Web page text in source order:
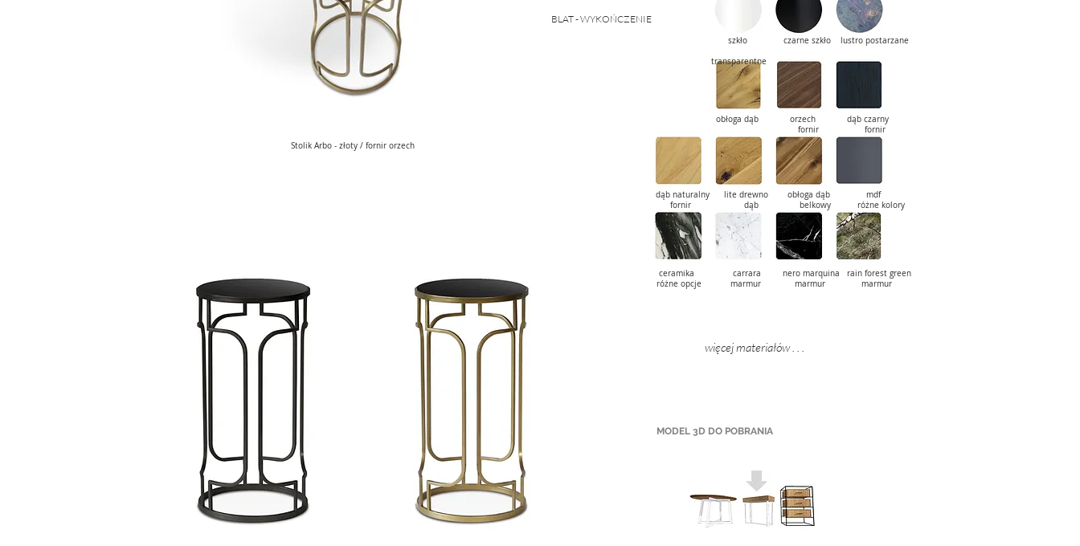
Stolik Arbo - złoty / fornir orzech
BLAT - WYKOŃCZENIE
obłoga dąb orzech dąb czarny
fornir fornir
szkło czarne szkło lustro postarzane
transparentne
dąb naturalny lite drewno obłoga dąb mdf
fornir dąb belkowy różne kolory
ceramika carrara nero marquina rain forest green
różne opcje marmur marmur marmur
MODEL 3D DO POBRANIA
więcej materiałów . . .